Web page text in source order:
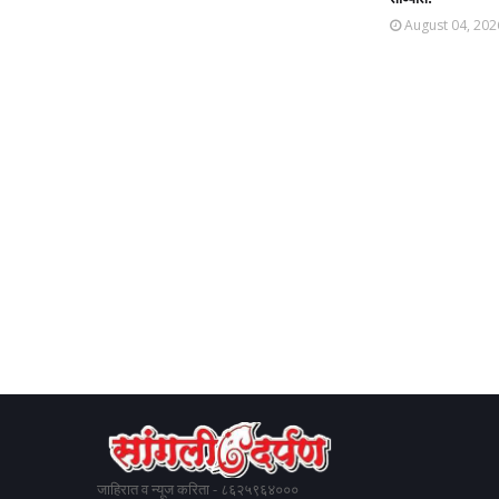
August 04,
जाहिरात व न्यूज करिता - ८६२५९६४०००